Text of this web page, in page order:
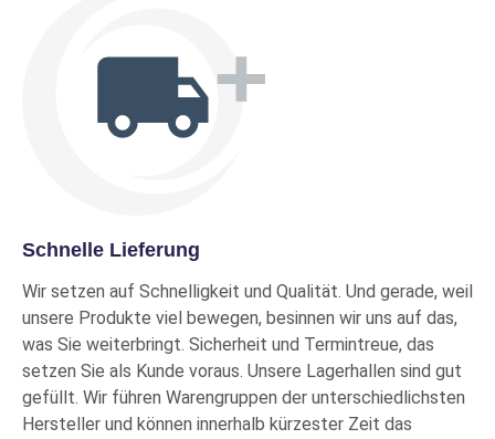
Schnelle Lieferung
Wir setzen auf Schnelligkeit und Qualität. Und gerade, weil
unsere Produkte viel bewegen, besinnen wir uns auf das,
was Sie weiterbringt. Sicherheit und Termintreue, das
setzen Sie als Kunde voraus. Unsere Lagerhallen sind gut
gefüllt. Wir führen Warengruppen der unterschiedlichsten
Hersteller und können innerhalb kürzester Zeit das